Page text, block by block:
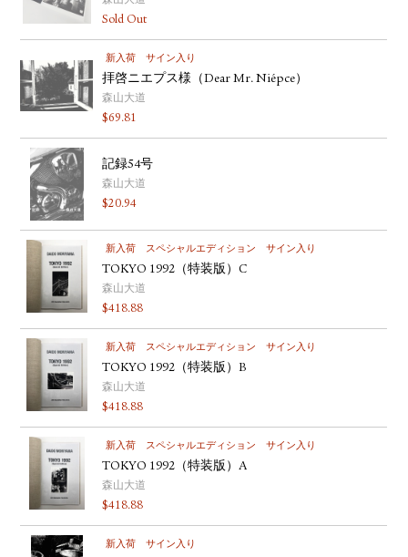
Sold Out
新入荷 サイン入り
拝啓ニエプス様（Dear Mr. Niépce）
森山大道
$69.81
記録54号
森山大道
$20.94
新入荷 スペシャルエディション サイン入り
TOKYO 1992（特装版）C
森山大道
$418.88
新入荷 スペシャルエディション サイン入り
TOKYO 1992（特装版）B
森山大道
$418.88
新入荷 スペシャルエディション サイン入り
TOKYO 1992（特装版）A
森山大道
$418.88
新入荷 サイン入り